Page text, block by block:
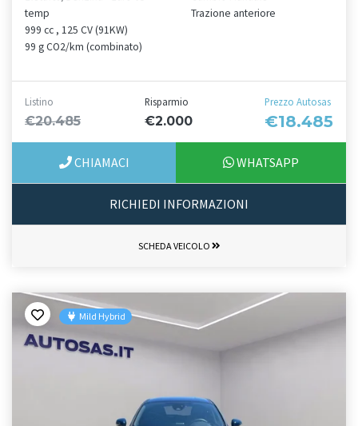
temp
999 cc , 125 CV (91KW)
99 g CO2/km (combinato)
Trazione anteriore
Listino
€20.485
Risparmio
€2.000
Prezzo Autosas
€18.485
CHIAMACI WHATSAPP
RICHIEDI INFORMAZIONI
SCHEDA VEICOLO
Mild Hybrid